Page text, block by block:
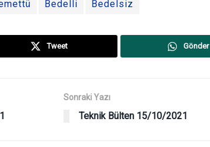
Bedelli Bedelsiz
Tweet Gönder
Sonraki Yazı
Teknik Bülten 15/10/2021